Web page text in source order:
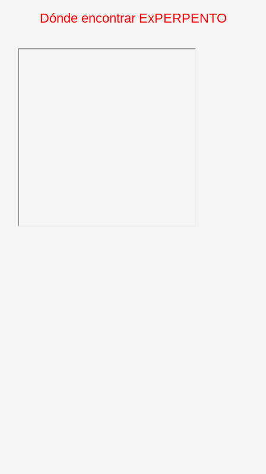
Dónde encontrar ExPERPENTO